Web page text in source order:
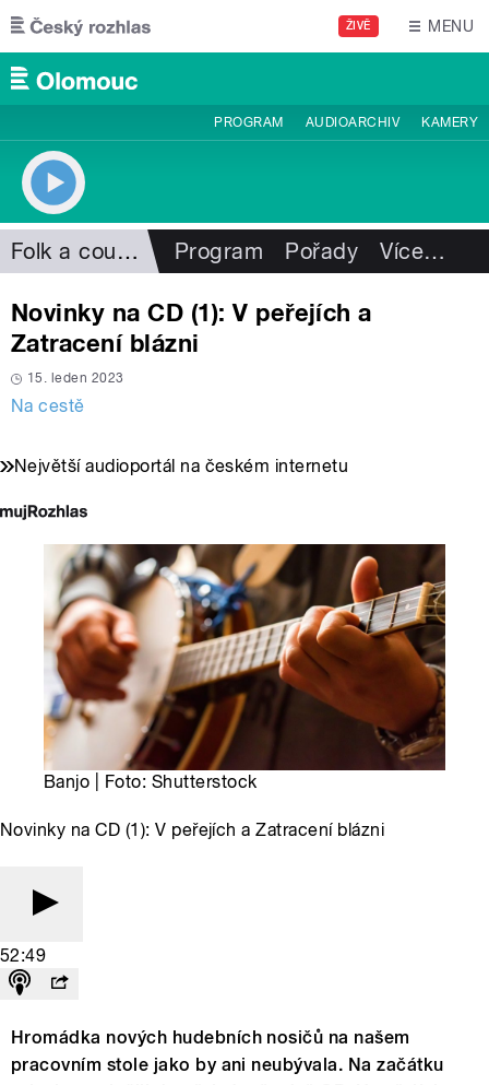
Přejít k hlavnímu obsahu
ŽIVĚ MENU
PROGRAM AUDIOARCHIV KAMERY
Folk a country Program Pořady Více…
Novinky na CD (1): V peřejích a
Zatracení blázni
15. leden 2023
Na cestě
Největší audioportál na českém internetu
Banjo | Foto: Shutterstock
Novinky na CD (1): V peřejích a Zatracení blázni
52:49
Hromádka nových hudebních nosičů na našem
pracovním stole jako by ani neubývala. Na začátku